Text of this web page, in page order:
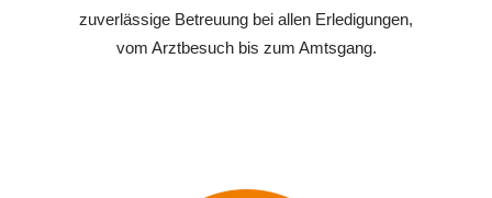
zuverlässige Betreuung bei allen Erledigungen,
vom Arztbesuch bis zum Amtsgang.